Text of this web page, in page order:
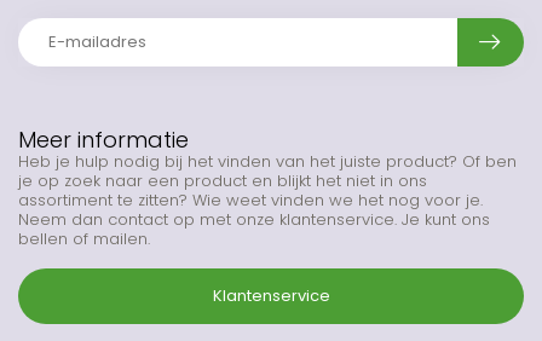
Meer informatie
Heb je hulp nodig bij het vinden van het juiste product? Of ben
je op zoek naar een product en blijkt het niet in ons
assortiment te zitten? Wie weet vinden we het nog voor je.
Neem dan contact op met onze klantenservice. Je kunt ons
bellen of mailen.
Klantenservice